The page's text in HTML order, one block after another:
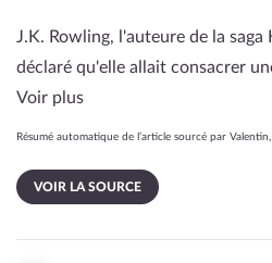
J.K. Rowling, l'auteure de la
déclaré qu'elle allait consacrer
Voir plus
Résumé automatique de l’article sourcé par
VOIR LA SOURCE